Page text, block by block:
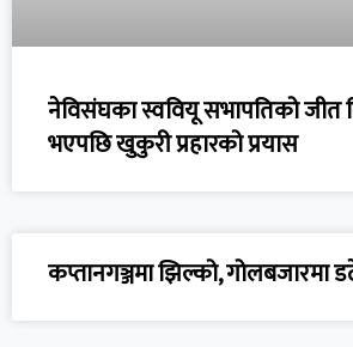
नेविसंघका स्ववियू सभापतिको जीत
भएपछि खुकुरी प्रहारको प्रयास
कप्तानगञ्जमा झिल्को, गोलबजारमा